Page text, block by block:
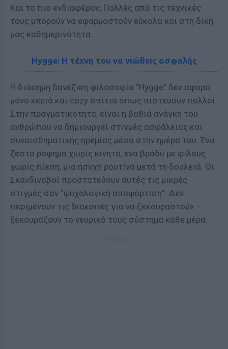
Και το πιο ενδιαφέρον; Πολλές από τις τεχνικές
τους μπορούν να εφαρμοστούν εύκολα και στη δική
μας καθημερινότητα.
Hygge: Η τέχνη του να νιώθεις ασφαλής
Η διάσημη δανέζικη φιλοσοφία “Hygge” δεν αφορά
μόνο κεριά και cozy σπίτια όπως πιστεύουν πολλοί.
Στην πραγματικότητα, είναι η βαθιά ανάγκη του
ανθρώπου να δημιουργεί στιγμές ασφάλειας και
συναισθηματικής ηρεμίας μέσα στην ημέρα του. Ένα
ζεστό ρόφημα χωρίς κινητό, ένα βράδυ με φίλους
χωρίς πίεση, μια ήσυχη ρουτίνα μετά τη δουλειά. Οι
Σκανδιναβοί προστατεύουν αυτές τις μικρές
στιγμές σαν “ψυχολογική αποφόρτιση”. Δεν
περιμένουν τις διακοπές για να ξεκουραστούν —
ξεκουράζουν το νευρικό τους σύστημα κάθε μέρα.